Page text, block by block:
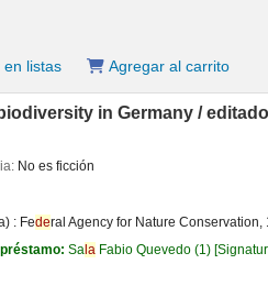
listas Agregar al carrito
in Germany /
No es ficción
: Federal Agency for Nature Conservation,
préstamo:Sala Fabio Quevedo (1)